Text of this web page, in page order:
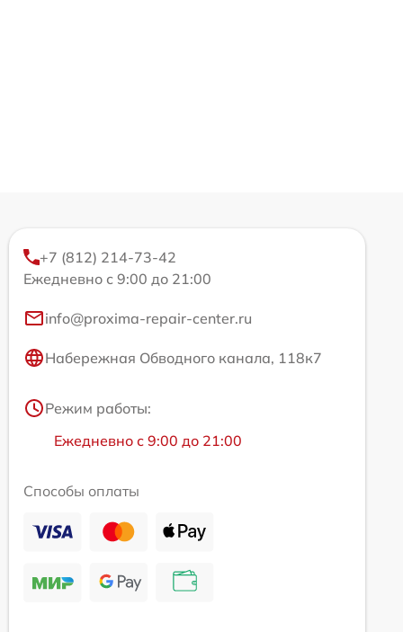
+7 (812) 214-73-42
Ежедневно с 9:00 до 21:00
info@proxima-repair-center.ru
Набережная Обводного канала, 118к7
Режим работы:
Ежедневно с 9:00 до 21:00
Способы оплаты